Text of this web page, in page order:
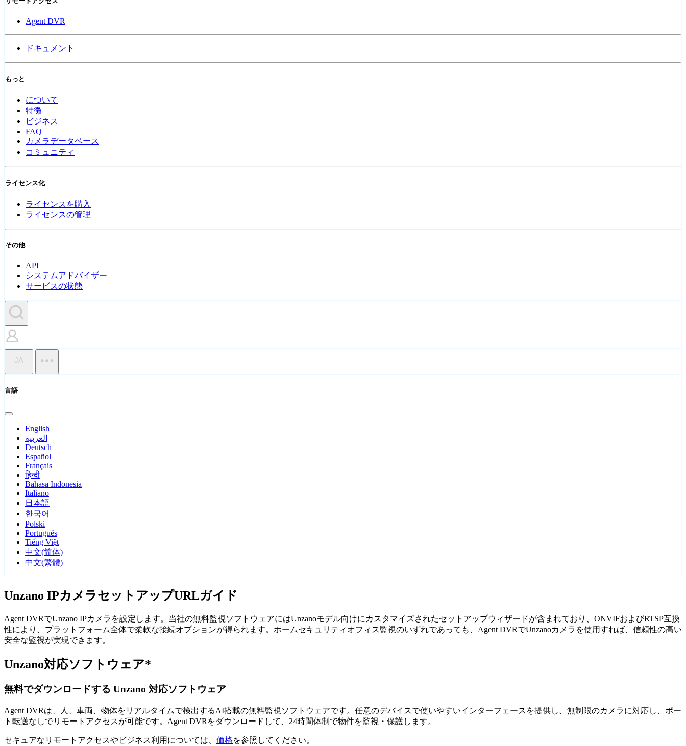
Agent DVR
ドキュメント
もっと
について
特徴
ビジネス
FAQ
カメラデータベース
コミュニティ
ライセンス化
ライセンスを購入
ライセンスの管理
その他
API
システムアドバイザー
サービスの状態
JA
言語
English
العربية
Deutsch
Español
Français
हिन्दी
Bahasa Indonesia
Italiano
日本語
한국어
Polski
Português
Tiếng Việt
中文(简体)
中文(繁體)
Unzano IPカメラセットアップURLガイド
Agent DVRでUnzano IPカメラを設定します。当社の無料監視ソフトウェアにはUnzanoモデル向けにカスタマイズされたセットアップウィザードが含まれており、ONVIFおよびRTSP互換
性により、プラットフォーム全体で柔軟な接続オプションが得られます。ホームセキュリティオフィス監視のいずれであっても、Agent DVRでUnzanoカメラを使用すれば、信頼性の高い
安全な監視が実現できます。
Unzano対応ソフトウェア*
無料でダウンロードする Unzano 対応ソフトウェア
Agent DVRは、人、車両、物体をリアルタイムで検出するAI搭載の無料監視ソフトウェアです。任意のデバイスで使いやすいインターフェースを提供し、無制限のカメラに対応し、ポー
ト転送なしでリモートアクセスが可能です。Agent DVRをダウンロードして、24時間体制で物件を監視・保護します。
セキュアなリモートアクセスやビジネス利用については、 価格を参照してください。